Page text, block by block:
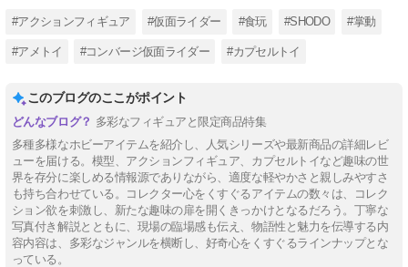
#アクションフィギュア #仮面ライダー #食玩 #SHODO #掌動
#アメトイ #コンバージ仮面ライダー #カプセルトイ
このブログのここがポイント
多彩なフィギュアと限定商品特集
多種多様なホビーアイテムを紹介し、人気シリーズや最新商品の詳細レビ
ューを届ける。模型、アクションフィギュア、カプセルトイなど趣味の世
界を存分に楽しめる情報源でありながら、適度な軽やかさと親しみやすさ
も持ち合わせている。コレクター心をくすぐるアイテムの数々は、コレク
ション欲を刺激し、新たな趣味の扉を開くきっかけとなるだろう。丁寧な
写真付き解説とともに、現場の臨場感も伝え、物語性と魅力を伝導する内
容内容は、多彩なジャンルを横断し、好奇心をくすぐるラインナップとな
っている。